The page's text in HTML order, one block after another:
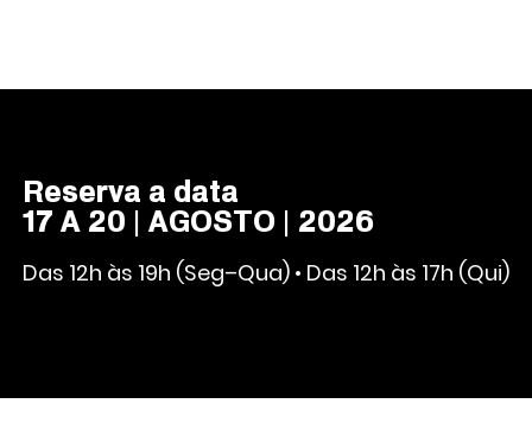
Reserva a data
17 A 20 | AGOSTO | 2026
Das 12h às 19h (Seg–Qua) • Das 12h às 17h (Qui)